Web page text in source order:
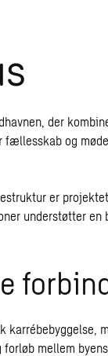
der
og
er
understøtter
karrébebyggelse,
mellem